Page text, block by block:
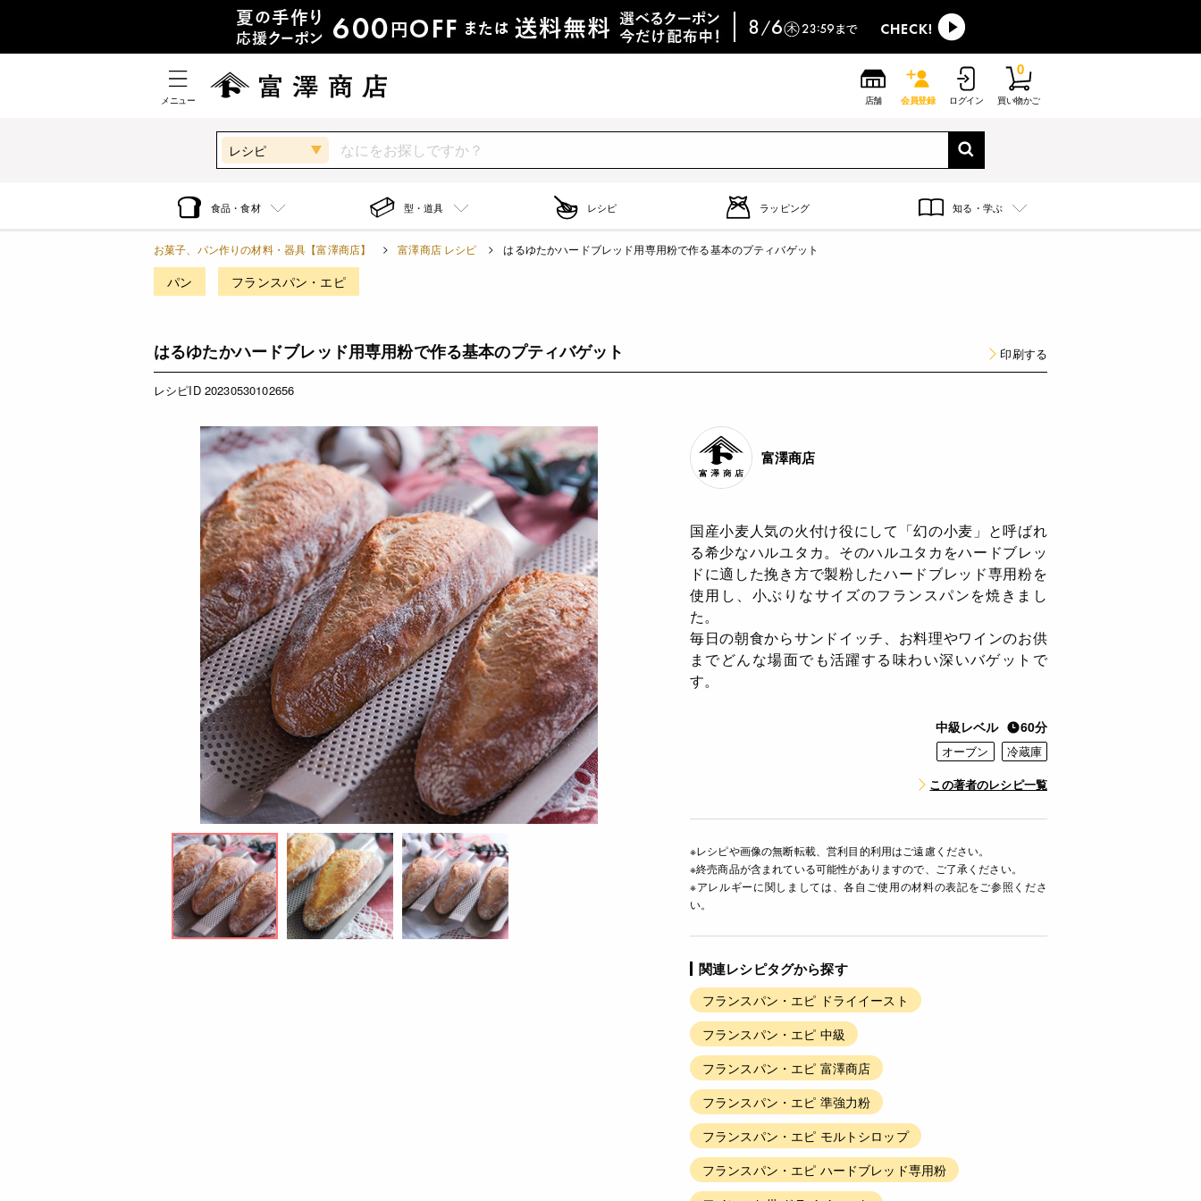
メニュー 店舗 会員登録 ログイン 買い物かご
0
レシピ
食品・食材 型・道具 レシピ ラッピング 知る・学ぶ
お菓子、パン作りの材料・器具【富澤商店】 富澤商店 レシピ はるゆたかハードブレッド用専用粉で作る基本のプティバゲット
パン フランスパン・エピ
はるゆたかハードブレッド用専用粉で作る基本のプティバゲット 印刷する
レシピID 20230530102656
富澤商店
国産小麦人気の火付け役にして「幻の小麦」と呼ばれ
る希少なハルユタカ。そのハルユタカをハードブレッ
ドに適した挽き方で製粉したハードブレッド専用粉を
使用し、小ぶりなサイズのフランスパンを焼きまし
た。
毎日の朝食からサンドイッチ、お料理やワインのお供
までどんな場面でも活躍する味わい深いバゲットで
す。
中級レベル 60分
オーブン
冷蔵庫
この著者のレシピ一覧
※レシピや画像の無断転載、営利目的利用はご遠慮ください。
※終売商品が含まれている可能性がありますので、ご了承ください。
※アレルギーに関しましては、各自ご使用の材料の表記をご参照くださ
い。
関連レシピタグから探す
フランスパン・エピ ドライイースト
フランスパン・エピ 中級
フランスパン・エピ 富澤商店
フランスパン・エピ 準強力粉
フランスパン・エピ モルトシロップ
フランスパン・エピ ハードブレッド専用粉